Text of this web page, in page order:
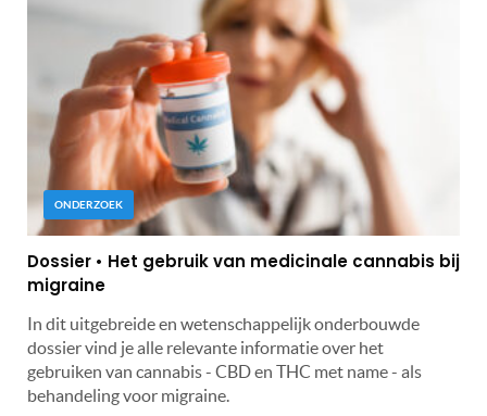
ONDERZOEK
Dossier • Het gebruik van medicinale cannabis bij
migraine
In dit uitgebreide en wetenschappelijk onderbouwde
dossier vind je alle relevante informatie over het
gebruiken van cannabis - CBD en THC met name - als
behandeling voor migraine.